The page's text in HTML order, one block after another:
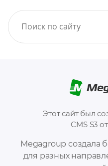
Megagroup создала
для разных
Этот сайт был
CMS S3